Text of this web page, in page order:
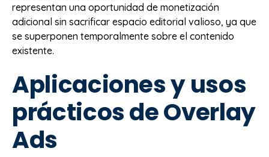
representan una oportunidad de monetización
adicional sin sacrificar espacio editorial valioso, ya que
se superponen temporalmente sobre el contenido
existente.
Aplicaciones y usos
prácticos de Overlay
Ads